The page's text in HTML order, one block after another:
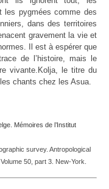
les pygmées comme des
dans des territoires
gravement la vie et
Il est à espérer que
de l’histoire, mais le
vivante. Kolja, le titre du
chants chez les Asua.
Mémoires de l’Institut
survey. Antropological
50, part 3. New-York.